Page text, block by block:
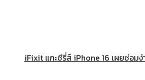
iFixit แกะซีรี่ส์ iPhone 16 เผยซ่อมง่